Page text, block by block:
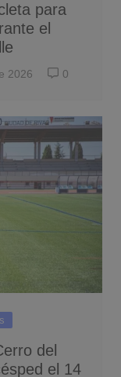
para
el
2026 0
del
el 14